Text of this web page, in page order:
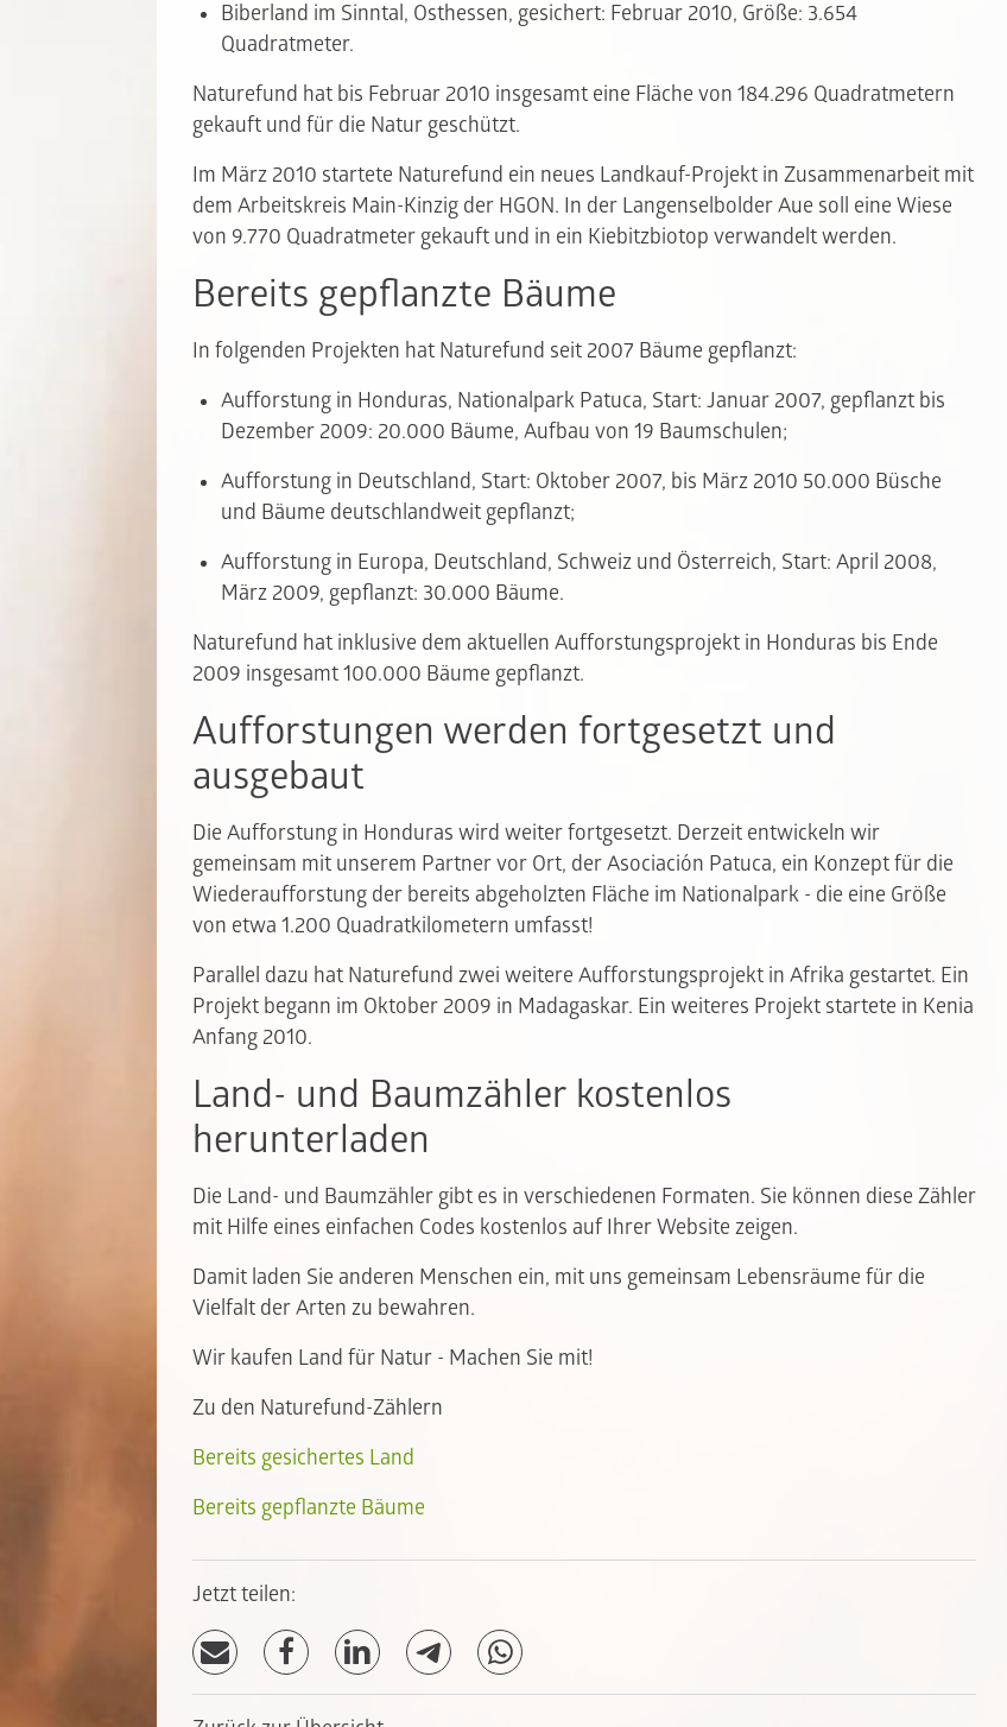
Biberland im Sinntal, Osthessen, gesichert: Februar 2010, Größe: 3.654
Quadratmeter.
Naturefund hat bis Februar 2010 insgesamt eine Fläche von 184.296 Quadratmetern
gekauft und für die Natur geschützt.
Im März 2010 startete Naturefund ein neues Landkauf-Projekt in Zusammenarbeit mit
dem Arbeitskreis Main-Kinzig der HGON. In der Langenselbolder Aue soll eine Wiese
von 9.770 Quadratmeter gekauft und in ein Kiebitzbiotop verwandelt werden.
Bereits gepflanzte Bäume
In folgenden Projekten hat Naturefund seit 2007 Bäume gepflanzt:
Aufforstung in Honduras, Nationalpark Patuca, Start: Januar 2007, gepflanzt bis
Dezember 2009: 20.000 Bäume, Aufbau von 19 Baumschulen;
Aufforstung in Deutschland, Start: Oktober 2007, bis März 2010 50.000 Büsche
und Bäume deutschlandweit gepflanzt;
Aufforstung in Europa, Deutschland, Schweiz und Österreich, Start: April 2008,
März 2009, gepflanzt: 30.000 Bäume.
Naturefund hat inklusive dem aktuellen Aufforstungsprojekt in Honduras bis Ende
2009 insgesamt 100.000 Bäume gepflanzt.
Aufforstungen werden fortgesetzt und
ausgebaut
Die Aufforstung in Honduras wird weiter fortgesetzt. Derzeit entwickeln wir
gemeinsam mit unserem Partner vor Ort, der Asociación Patuca, ein Konzept für die
Wiederaufforstung der bereits abgeholzten Fläche im Nationalpark - die eine Größe
von etwa 1.200 Quadratkilometern umfasst!
Parallel dazu hat Naturefund zwei weitere Aufforstungsprojekt in Afrika gestartet. Ein
Projekt begann im Oktober 2009 in Madagaskar. Ein weiteres Projekt startete in Kenia
Anfang 2010.
Land- und Baumzähler kostenlos
herunterladen
Die Land- und Baumzähler gibt es in verschiedenen Formaten. Sie können diese Zähler
mit Hilfe eines einfachen Codes kostenlos auf Ihrer Website zeigen.
Damit laden Sie anderen Menschen ein, mit uns gemeinsam Lebensräume für die
Vielfalt der Arten zu bewahren.
Wir kaufen Land für Natur - Machen Sie mit!
Zu den Naturefund-Zählern
Bereits gesichertes Land
Bereits gepflanzte Bäume
Jetzt teilen: